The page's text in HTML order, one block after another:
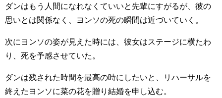
ダンはもう人間になれなくていいと先輩にすがるが、彼の
思いとは関係なく、ヨンソの死の瞬間は近づいていく。
次にヨンソの姿が見えた時には、彼女はステージに横たわ
り、死を予感させていた。
ダンは残された時間を最高の時にしたいと、リハーサルを
終えたヨンソに菜の花を贈り結婚を申し込む。